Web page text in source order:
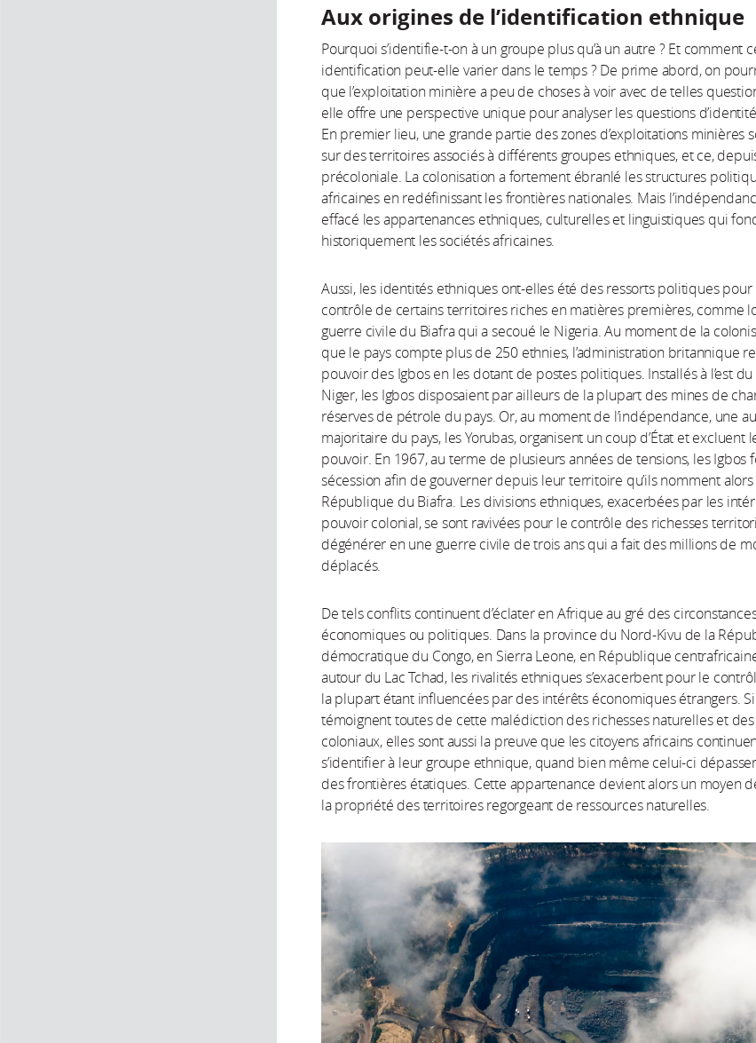
Aux origines de l’identification ethnique
Pourquoi s’identifie-t-on à un groupe plus qu’à un autre ? Et comment
identification peut-elle varier dans le temps ? De prime abord, on
que l’exploitation minière a peu de choses à voir avec de telles
elle offre une perspective unique pour analyser les questions
En premier lieu, une grande partie des zones d’exploitations minières
sur des territoires associés à différents groupes ethniques, et ce,
précoloniale. La colonisation a fortement ébranlé les structures
africaines en redéfinissant les frontières nationales. Mais
effacé les appartenances ethniques, culturelles et linguistiques qui
historiquement les sociétés africaines.
Aussi, les identités ethniques ont-elles été des ressorts politiques
contrôle de certains territoires riches en matières premières, comme
guerre civile du Biafra qui a secoué le Nigeria. Au moment de la
que le pays compte plus de 250 ethnies, l’administration britannique
pouvoir des Igbos en les dotant de postes politiques. Installés à l’est
Niger, les Igbos disposaient par ailleurs de la plupart des mines de
réserves de pétrole du pays. Or, au moment de l’indépendance, une
majoritaire du pays, les Yorubas, organisent un coup d’État et excluent
pouvoir. En 1967, au terme de plusieurs années de tensions, les Igbos
sécession afin de gouverner depuis leur territoire qu’ils nomment alors
République du Biafra. Les divisions ethniques, exacerbées par les
pouvoir colonial, se sont ravivées pour le contrôle des richesses
dégénérer en une guerre civile de trois ans qui a fait des millions de
déplacés.
De tels conflits continuent d’éclater en Afrique au gré des
économiques ou politiques. Dans la province du Nord-Kivu de la
démocratique du Congo, en Sierra Leone, en République
autour du Lac Tchad, les rivalités ethniques s’exacerbent pour le
la plupart étant influencées par des intérêts économiques étrangers.
témoignent toutes de cette malédiction des richesses naturelles et des
coloniaux, elles sont aussi la preuve que les citoyens africains
s’identifier à leur groupe ethnique, quand bien même celui-ci
des frontières étatiques. Cette appartenance devient alors un moyen
la propriété des territoires regorgeant de ressources naturelles.